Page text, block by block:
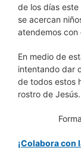
de los días
se acercan
atendemos con
En medio de
intentando dar
de todos estos
rostro de Jesús.
¡Colabora con